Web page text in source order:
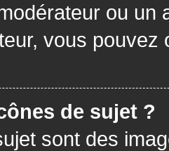
ou un
vous
de sujet ?
sont des